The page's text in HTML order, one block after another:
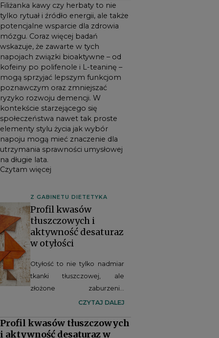
znaczenie dla utrzymania
sprawności umysłowej na
długie lata.
Filiżanka kawy czy herbaty to nie
tylko rytuał i źródło energii, ale także
potencjalne wsparcie dla zdrowia
mózgu. Coraz więcej badań
wskazuje, że zawarte w tych
napojach związki bioaktywne – od
kofeiny po polifenole i L-teaninę –
mogą sprzyjać lepszym funkcjom
poznawczym oraz zmniejszać
ryzyko rozwoju demencji. W
kontekście starzejącego się
społeczeństwa nawet tak proste
elementy stylu życia jak wybór
napoju mogą mieć znaczenie dla
utrzymania sprawności umysłowej
na długie lata.
Czytam więcej
Z GABINETU DIETETYKA
Profil kwasów
tłuszczowych i
aktywność desaturaz
w otyłości
Otyłość to nie tylko nadmiar
tkanki tłuszczowej, ale
złożone zaburzenie
metaboliczne, w którym
przemiana lipidów. Coraz
CZYTAJ DALEJ
Profil kwasów tłuszczowych
i aktywność desaturaz w